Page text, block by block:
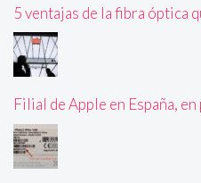
5 ventajas de la fibra óptica
Filial de Apple en España,